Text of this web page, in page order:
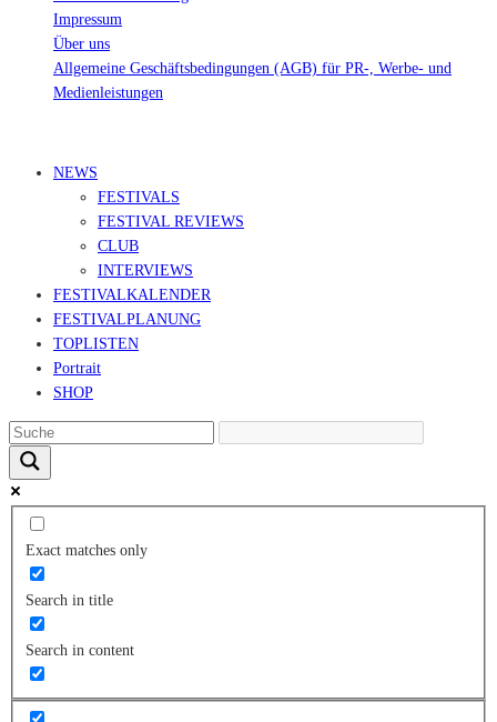
Impressum
Über uns
Allgemeine Geschäftsbedingungen (AGB) für PR-, Werbe- und
Medienleistungen
NEWS
FESTIVALS
FESTIVAL REVIEWS
CLUB
INTERVIEWS
FESTIVALKALENDER
FESTIVALPLANUNG
TOPLISTEN
Portrait
SHOP
Exact matches only
Search in title
Search in content